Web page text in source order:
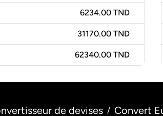
6234.00 TND
31170.00 TND
62340.00 TND
de devises / Convert